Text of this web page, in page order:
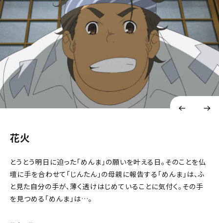
花火
とうとう明日に迫った「めんま」の願いを叶える日。そのことを仏
壇に手を合わせて「じんたん」の母親に報告する「めんま」は、ふ
と見た自分の手が、薄く透けはじめていることに気付く。その手
を見つめる「めんま」は…。